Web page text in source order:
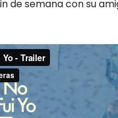
de semana con su